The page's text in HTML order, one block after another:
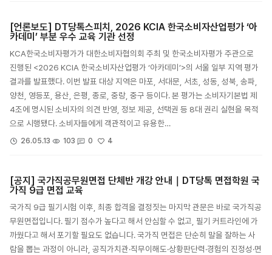
[언론보도] DT당톡스피치, 2026 KCIA 한국소비자산업평가 ‘아
카데미’ 부분 우수 교육 기관 선정
KCA한국소비자평가가 대한소비자협의회 주최 및 한국소비자평가 주관으로
진행된 <2026 KCIA 한국소비자산업평가 ‘아카데미’>의 서울 일부 지역 평가
결과를 발표했다. 이번 발표 대상 지역은 마포, 서대문, 서초, 성동, 성북, 송파,
양천, 영등포, 용산, 은평, 종로, 중랑, 중구 등이다. 본 평가는 소비자기본법 제
4조에 명시된 소비자의 의견 반영, 정보 제공, 선택권 등 8대 권리 실현을 목적
으로 시행됐다. 소비자들에게 객관적이고 유용한…
26.05.13 103 0 4
[공지] 국가직공무원면접 단체반 개강 안내｜DT당톡 면접학원 국
가직 9급 면접 교육
국가직 9급 필기시험 이후, 최종 합격을 결정짓는 마지막 관문은 바로 국가직공
무원면접입니다. 필기 점수가 높다고 해서 안심할 수 없고, 필기 커트라인에 가
까웠다고 해서 포기할 필요도 없습니다. 국가직 면접은 단순히 말을 잘하는 사
람을 뽑는 과정이 아니라, 공직가치관·직무이해도·상황판단력·경험의 진정성·면